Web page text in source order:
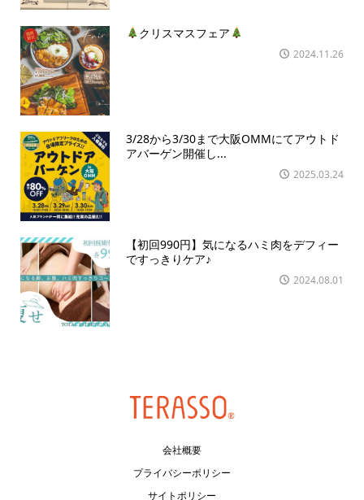
クリスマスフェア
2024.11.26
3/28から3/30まで大阪OMMにてアウトド
アバーゲン開催し...
2025.03.24
【初回990円】気になるハミ肉をデフィー
ですっきりケア♪
2024.08.01
会社概要
プライバシーポリシー
サイトポリシー